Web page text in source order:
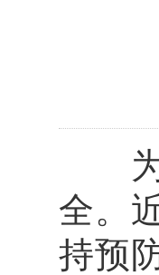
为
全。
持预